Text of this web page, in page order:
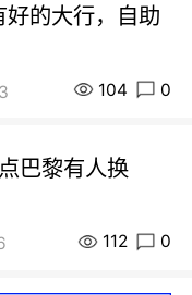
的大行，自助
104 0
巴黎有人换
112 0